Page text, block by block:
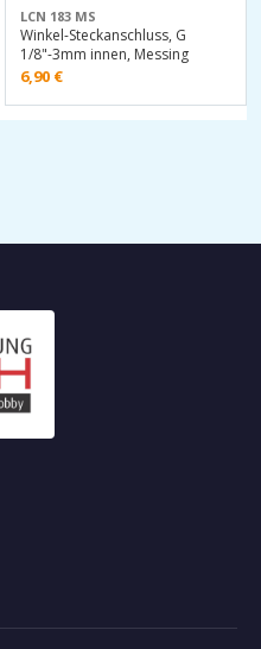
LCN 183 MS
Winkel-Steckanschluss, G
1/8"-3mm innen, Messing
6,90 €